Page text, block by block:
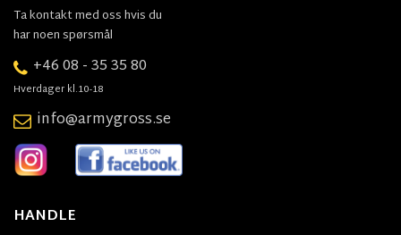
Ta kontakt med oss hvis du
har noen spørsmål
+46 08 - 35 35 80
Hverdager kl.10-18
info@armygross.se
HANDLE